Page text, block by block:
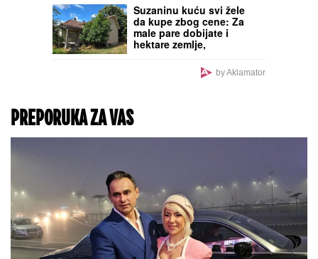
VSU
izgubio skor 10.000
vojnika, pogođena 34
broda sa vojnim teretom
kod Odese (VIDEO)